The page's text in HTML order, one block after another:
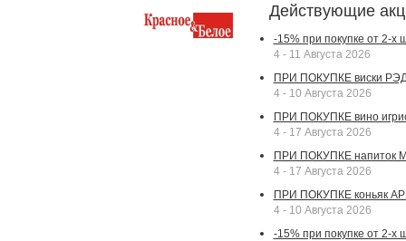
Действующие
-15% при покупке от 2-
4 - 11 Августа 2026
ПРИ ПОКУПКЕ виски
4 - 10 Августа 2026
ПРИ ПОКУПКЕ вино
4 - 17 Августа 2026
ПРИ ПОКУПКЕ напиток
4 - 17 Августа 2026
ПРИ ПОКУПКЕ коньяк
4 - 10 Августа 2026
-15% при покупке от 2-х